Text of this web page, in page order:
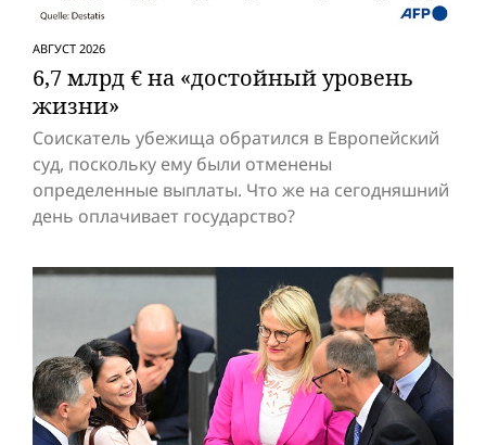
АВГУСТ 2026
6,7 млрд € на «достойный уровень
жизни»
Соискатель убежища обратился в Европейский
суд, поскольку ему были отменены
определенные выплаты. Что же на сегодняшний
день оплачивает государство?